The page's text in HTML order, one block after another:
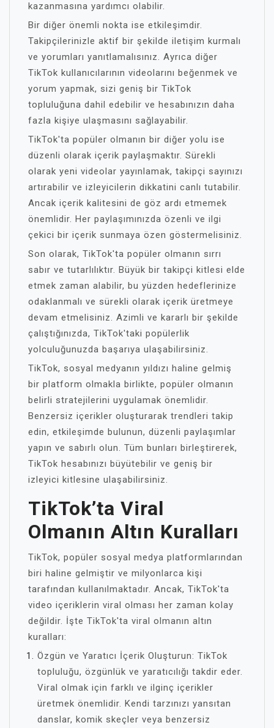
kazanmasına yardımcı olabilir.
Bir diğer önemli nokta ise etkileşimdir.
Takipçilerinizle aktif bir şekilde iletişim kurmalı
ve yorumları yanıtlamalısınız. Ayrıca diğer
TikTok kullanıcılarının videolarını beğenmek ve
yorum yapmak, sizi geniş bir TikTok
topluluğuna dahil edebilir ve hesabınızın daha
fazla kişiye ulaşmasını sağlayabilir.
TikTok'ta popüler olmanın bir diğer yolu ise
düzenli olarak içerik paylaşmaktır. Sürekli
olarak yeni videolar yayınlamak, takipçi sayınızı
artırabilir ve izleyicilerin dikkatini canlı tutabilir.
Ancak içerik kalitesini de göz ardı etmemek
önemlidir. Her paylaşımınızda özenli ve ilgi
çekici bir içerik sunmaya özen göstermelisiniz.
Son olarak, TikTok'ta popüler olmanın sırrı
sabır ve tutarlılıktır. Büyük bir takipçi kitlesi elde
etmek zaman alabilir, bu yüzden hedeflerinize
odaklanmalı ve sürekli olarak içerik üretmeye
devam etmelisiniz. Azimli ve kararlı bir şekilde
çalıştığınızda, TikTok'taki popülerlik
yolculuğunuzda başarıya ulaşabilirsiniz.
TikTok, sosyal medyanın yıldızı haline gelmiş
bir platform olmakla birlikte, popüler olmanın
belirli stratejilerini uygulamak önemlidir.
Benzersiz içerikler oluşturarak trendleri takip
edin, etkileşimde bulunun, düzenli paylaşımlar
yapın ve sabırlı olun. Tüm bunları birleştirerek,
TikTok hesabınızı büyütebilir ve geniş bir
izleyici kitlesine ulaşabilirsiniz.
TikTok’ta Viral
Olmanın Altın Kuralları
TikTok, popüler sosyal medya platformlarından
biri haline gelmiştir ve milyonlarca kişi
tarafından kullanılmaktadır. Ancak, TikTok'ta
video içeriklerin viral olması her zaman kolay
değildir. İşte TikTok'ta viral olmanın altın
kuralları:
Özgün ve Yaratıcı İçerik Oluşturun: TikTok
topluluğu, özgünlük ve yaratıcılığı takdir eder.
Viral olmak için farklı ve ilginç içerikler
üretmek önemlidir. Kendi tarzınızı yansıtan
danslar, komik skeçler veya benzersiz